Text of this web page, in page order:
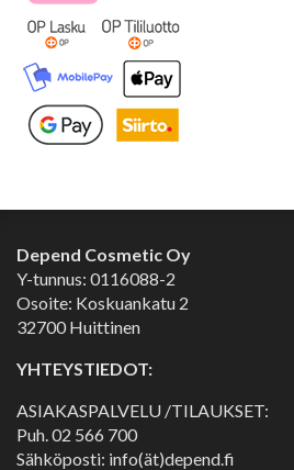
Depend Cosmetic Oy
Y-tunnus: 0116088-2
Osoite: Koskuankatu 2
32700 Huittinen
YHTEYSTIEDOT:
ASIAKASPALVELU /TILAUKSET:
Puh.02 566 700
Sähköposti: info(ät)depend.fi